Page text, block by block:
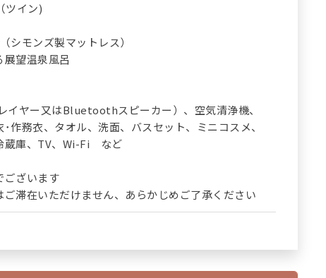
ツイン)
モンズ製マットレス）
望温泉風呂
イヤー又はBluetoothスピーカー）、空気清浄機、
作務衣、タオル、洗面、バスセット、ミニコスメ、
蔵庫、TV、Wi-Fi など
ざいます
滞在いただけません、あらかじめご了承ください